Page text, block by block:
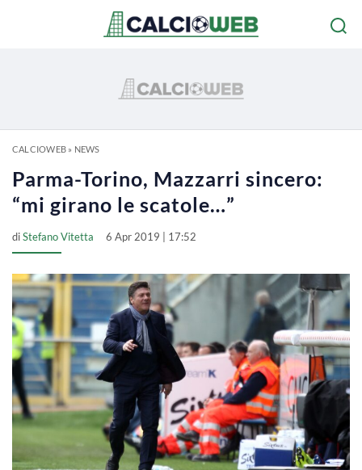
CALCIOWEB» NEWS
Parma-Torino, Mazzarri sincero:
“mi girano le scatole…”
diStefano Vitetta 6 Apr 2019 | 17:52